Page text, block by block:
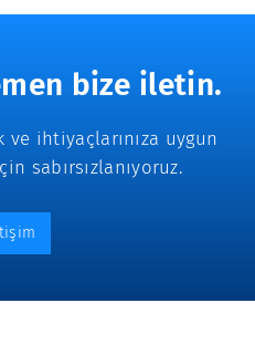
bize iletin.
ve ihtiyaçlarınıza uygun
sabırsızlanıyoruz.